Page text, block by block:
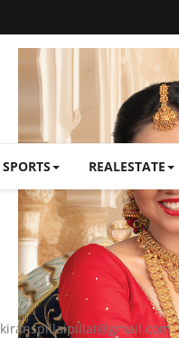
SPORTS REALESTATE
kiranspillaipillai@gmail.com